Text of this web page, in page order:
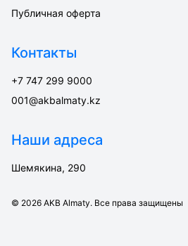
Публичная оферта
Контакты
+7 747 299 9000
001@akbalmaty.kz
Наши адреса
Шемякина, 290
© 2026 AKB Almaty. Все права защищены